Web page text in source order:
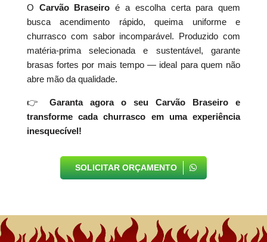
O Carvão Braseiro é a escolha certa para quem
busca acendimento rápido, queima uniforme e
churrasco com sabor incomparável. Produzido com
matéria-prima selecionada e sustentável, garante
brasas fortes por mais tempo — ideal para quem não
abre mão da qualidade.
👉
Garanta agora o seu Carvão Braseiro e
transforme cada churrasco em uma experiência
inesquecível!
SOLICITAR ORÇAMENTO